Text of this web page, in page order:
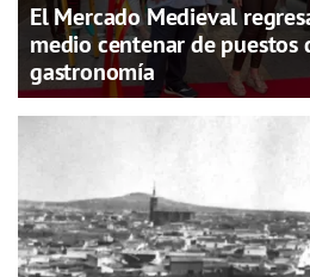
El Mercado Medieval
medio centenar de puestos
gastronomía